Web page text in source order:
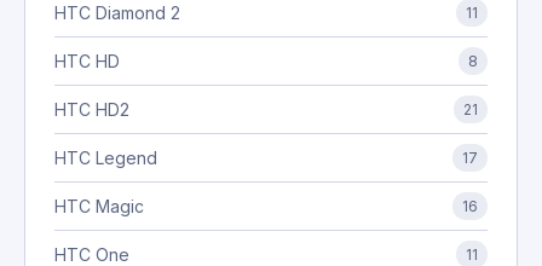
HTC Diamond 2 11
HTC HD 8
HTC HD2 21
HTC Legend 17
HTC Magic 16
HTC One 11